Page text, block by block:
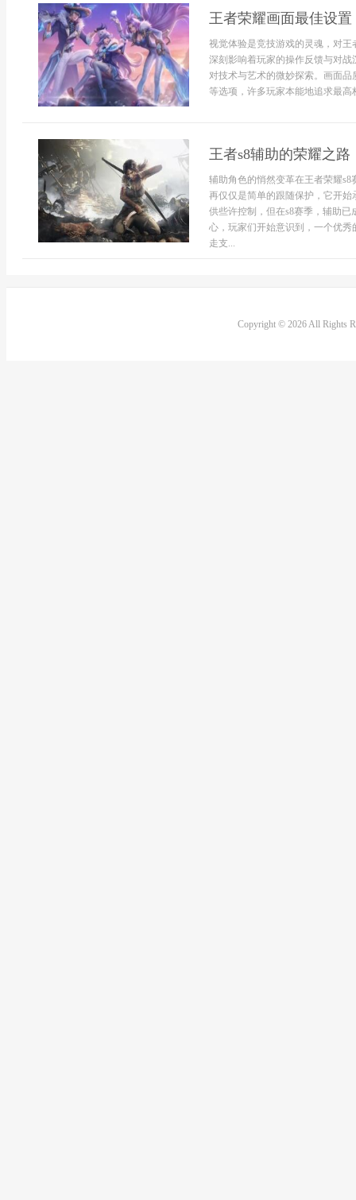
王者荣耀画面最佳设
视觉体验是竞技游戏的灵魂，对
深刻影响着玩家的操作反馈与对
对技术与艺术的微妙探索。画面
等选项，许多玩家本能地追求最高
王者s8辅助的荣耀之
辅助角色的悄然变革在王者荣耀
再仅仅是简单的跟随保护，它开
供些许控制，但在s8赛季，辅助
心，玩家们开始意识到，一个优
走支...
Copyright © 2026 All Rights